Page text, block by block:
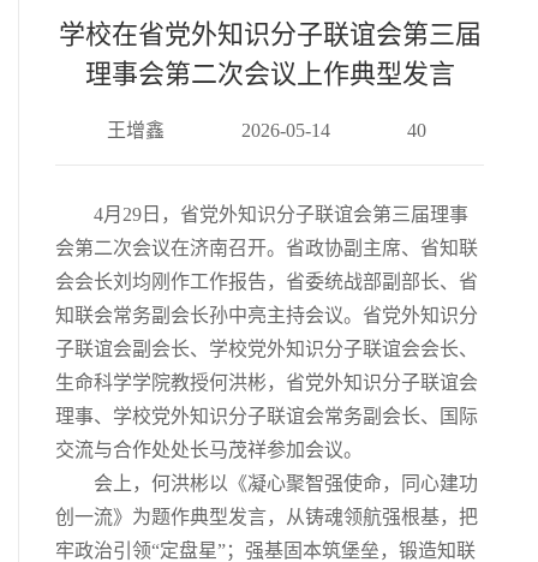
学校在省党外知识分子联谊会第三届
理事会第二次会议上作典型发言
王增鑫 2026-05-14 40
4月29日，省党外知识分子联谊会第三届理事
会第二次会议在济南召开。省政协副主席、省知联
会会长刘均刚作工作报告，省委统战部副部长、省
知联会常务副会长孙中亮主持会议。省党外知识分
子联谊会副会长、学校党外知识分子联谊会会长、
生命科学学院教授何洪彬，省党外知识分子联谊会
理事、学校党外知识分子联谊会常务副会长、国际
交流与合作处处长马茂祥参加会议。
会上，何洪彬以《凝心聚智强使命，同心建功
创一流》为题作典型发言，从铸魂领航强根基，把
牢政治引领“定盘星”；强基固本筑堡垒，锻造知联